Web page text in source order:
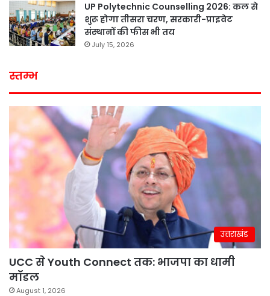
UP Polytechnic Counselling 2026: कल से
शुरू होगा तीसरा चरण, सरकारी-प्राइवेट
संस्थानों की फीस भी तय
July 15, 2026
स्तम्भ
उत्तराखंड
UCC से Youth Connect तक: भाजपा का धामी
मॉडल
August 1, 2026